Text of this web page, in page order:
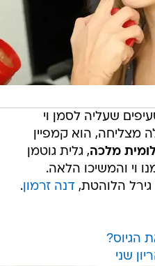
שעליה לסמן וי
מצליחה, הוא קמפיין
מלכה, גלית גוטמן
וי והמשיכו הלאה.
הלוהטת, דנה זרמון.
הגיוס?
שני